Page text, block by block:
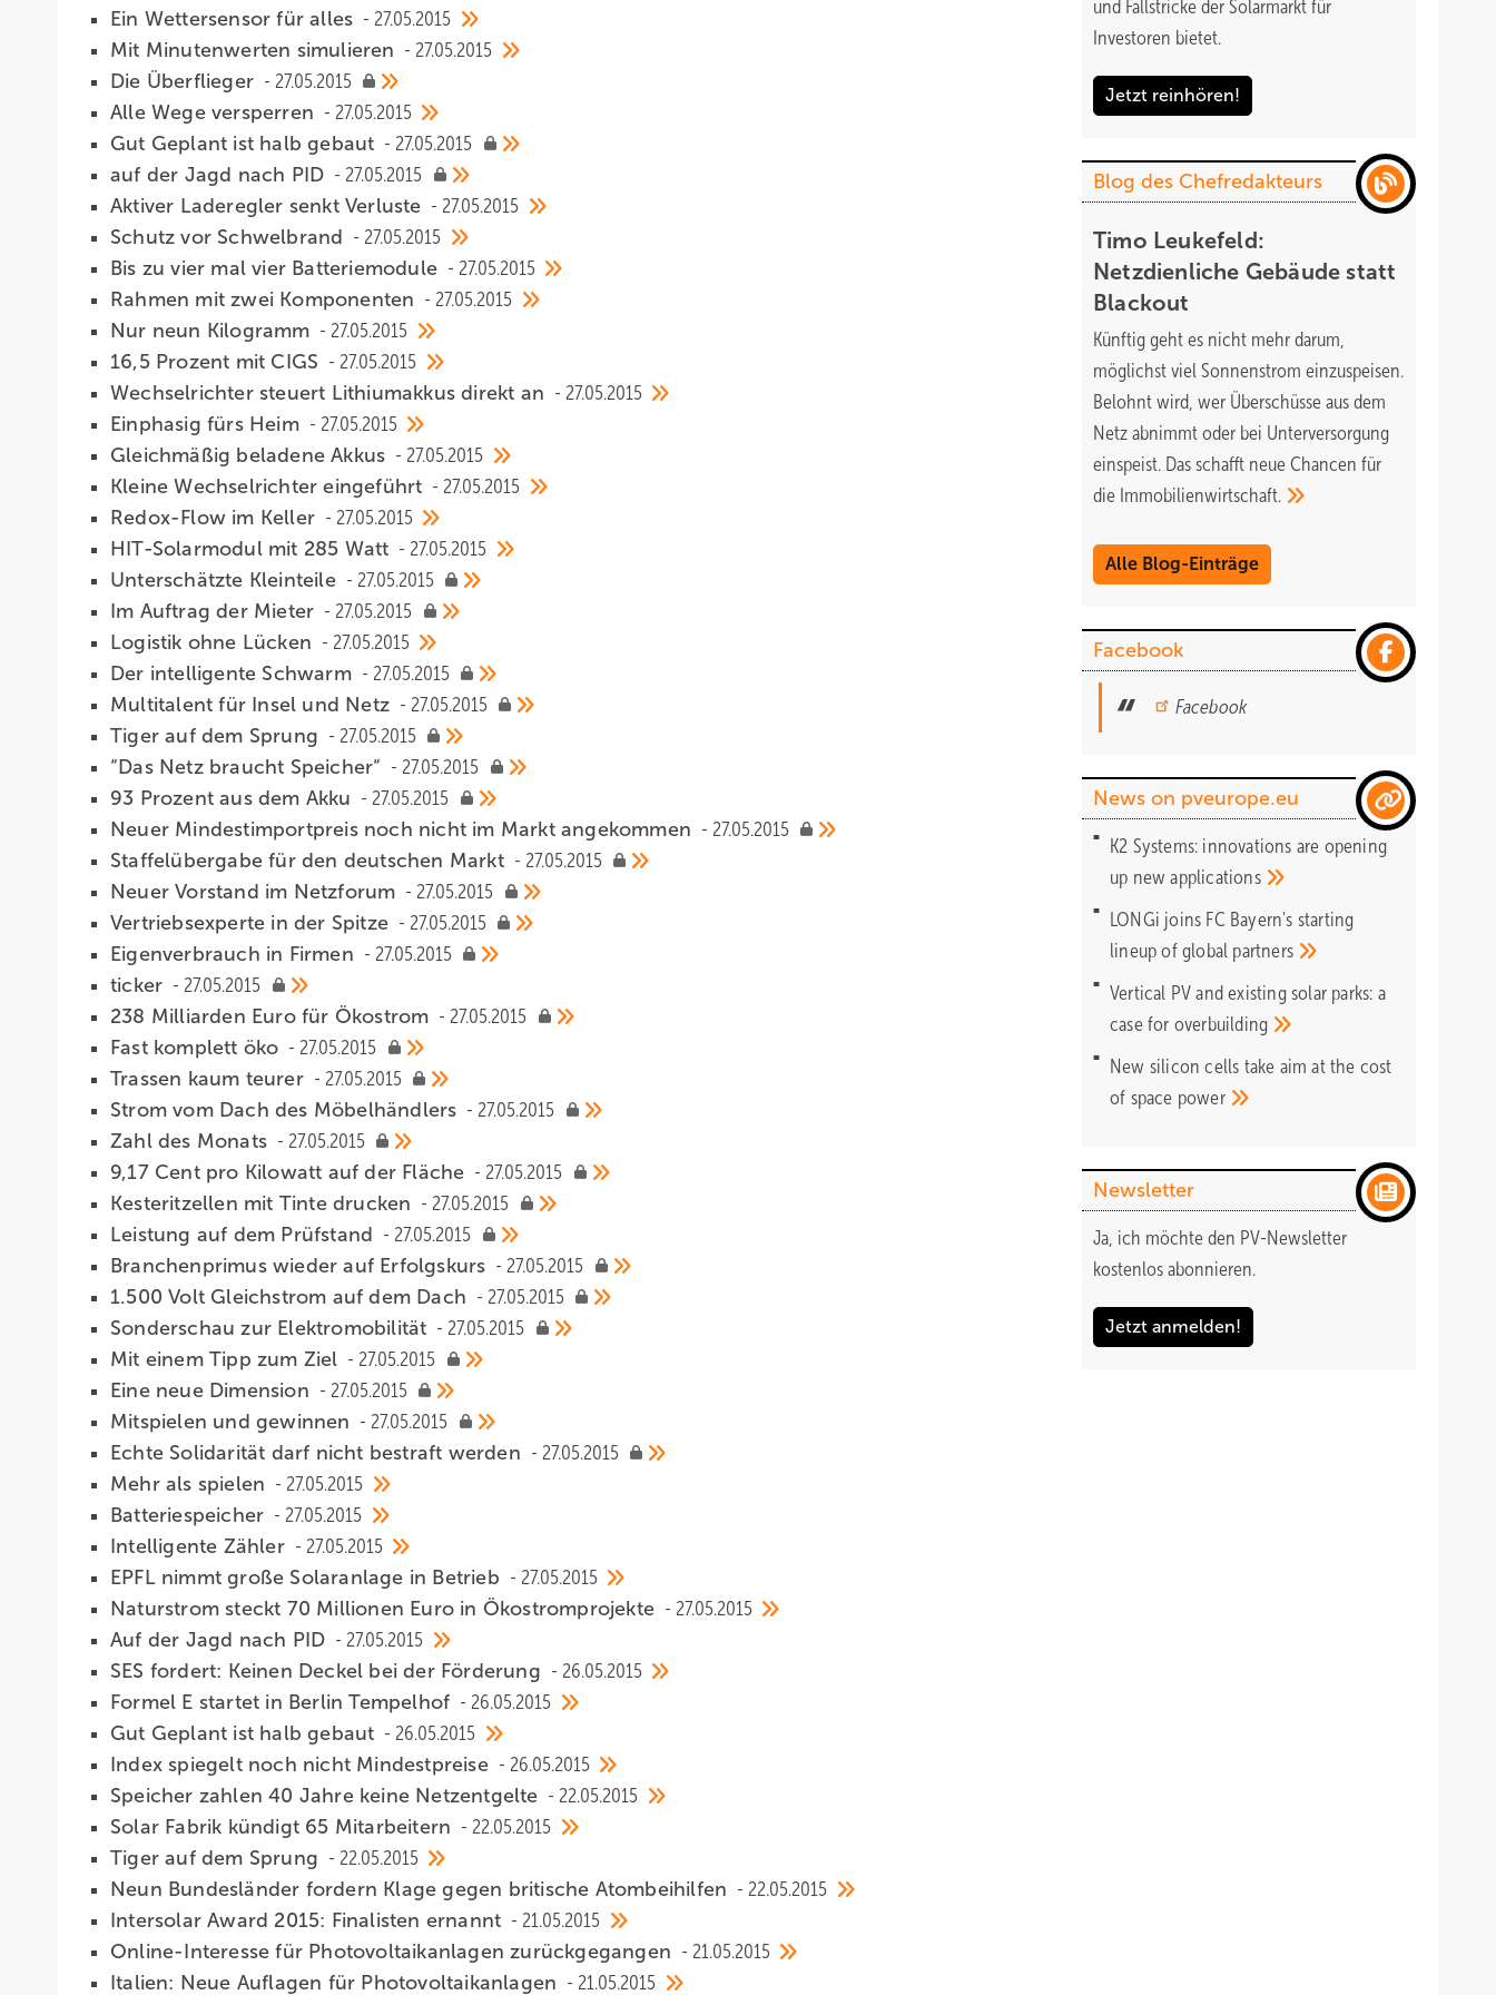
Ein Wettersensor für alles
27.05.2015
Mit Minutenwerten simulieren
27.05.2015
Die Überflieger
27.05.2015
Alle Wege versperren
27.05.2015
Gut Geplant ist halb gebaut
27.05.2015
auf der Jagd nach PID
27.05.2015
Aktiver Laderegler senkt Verluste
27.05.2015
Schutz vor Schwelbrand
27.05.2015
Bis zu vier mal vier Batteriemodule
27.05.2015
Rahmen mit zwei Komponenten
27.05.2015
Nur neun Kilogramm
27.05.2015
16,5 Prozent mit CIGS
27.05.2015
Wechselrichter steuert Lithiumakkus direkt an
27.05.2015
Einphasig fürs Heim
27.05.2015
Gleichmäßig beladene Akkus
27.05.2015
Kleine Wechselrichter eingeführt
27.05.2015
Redox-Flow im Keller
27.05.2015
HIT-Solarmodul mit 285 Watt
27.05.2015
Unterschätzte Kleinteile
27.05.2015
Im Auftrag der Mieter
27.05.2015
Logistik ohne Lücken
27.05.2015
Der intelligente Schwarm
27.05.2015
Multitalent für Insel und Netz
27.05.2015
Tiger auf dem Sprung
27.05.2015
“Das Netz braucht Speicher“
27.05.2015
93 Prozent aus dem Akku
27.05.2015
Neuer Mindestimportpreis noch nicht im Markt angekommen
27.05.2015
Staffelübergabe für den deutschen Markt
27.05.2015
Neuer Vorstand im Netzforum
27.05.2015
Vertriebsexperte in der Spitze
27.05.2015
Eigenverbrauch in Firmen
27.05.2015
ticker
27.05.2015
238 Milliarden Euro für Ökostrom
27.05.2015
Fast komplett öko
27.05.2015
Trassen kaum teurer
27.05.2015
Strom vom Dach des Möbelhändlers
27.05.2015
Zahl des Monats
27.05.2015
9,17 Cent pro Kilowatt auf der Fläche
27.05.2015
Kesteritzellen mit Tinte drucken
27.05.2015
Leistung auf dem Prüfstand
27.05.2015
Branchenprimus wieder auf Erfolgskurs
27.05.2015
1.500 Volt Gleichstrom auf dem Dach
27.05.2015
Sonderschau zur Elektromobilität
27.05.2015
Mit einem Tipp zum Ziel
27.05.2015
Eine neue Dimension
27.05.2015
Mitspielen und gewinnen
27.05.2015
Echte Solidarität darf nicht bestraft werden
27.05.2015
Mehr als spielen
27.05.2015
Batteriespeicher
27.05.2015
Intelligente Zähler
27.05.2015
EPFL nimmt große Solaranlage in Betrieb
27.05.2015
Naturstrom steckt 70 Millionen Euro in Ökostromprojekte
27.05.2015
Auf der Jagd nach PID
27.05.2015
SES fordert: Keinen Deckel bei der Förderung
26.05.2015
Formel E startet in Berlin Tempelhof
26.05.2015
Gut Geplant ist halb gebaut
26.05.2015
Index spiegelt noch nicht Mindestpreise
26.05.2015
Speicher zahlen 40 Jahre keine Netzentgelte
22.05.2015
Solar Fabrik kündigt 65 Mitarbeitern
22.05.2015
Tiger auf dem Sprung
22.05.2015
Neun Bundesländer fordern Klage gegen britische Atombeihilfen
22.05.2015
Intersolar Award 2015: Finalisten ernannt
21.05.2015
Online-Interesse für Photovoltaikanlagen zurückgegangen
21.05.2015
Italien: Neue Auflagen für Photovoltaikanlagen
21.05.2015
und Fallstricke der Solarmarkt für
Investoren bietet.
Jetzt reinhören!
Blog des Chefredakteurs
Timo Leukefeld:
Netzdienliche Gebäude statt
Blackout
Künftig geht es nicht mehr darum,
möglichst viel Sonnenstrom einzuspeisen.
Belohnt wird, wer Überschüsse aus dem
Netz abnimmt oder bei Unterversorgung
einspeist. Das schafft neue Chancen für
die Immobilienwirtschaft.
Alle Blog-Einträge
Facebook
Facebook
News on pveurope.eu
K2 Systems: innovations are opening
up newapplications
LONGi joins FC Bayern's starting
lineup of global partners
Vertical PV and existing solar parks: a
case for overbuilding
New silicon cells take aim at the cost
of space power
Newsletter
Ja, ich möchte den PV-Newsletter
kostenlos abonnieren.
Jetzt anmelden!